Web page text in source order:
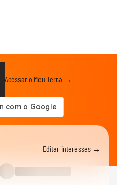
Acessar o Meu Terra →
Editar interesses →